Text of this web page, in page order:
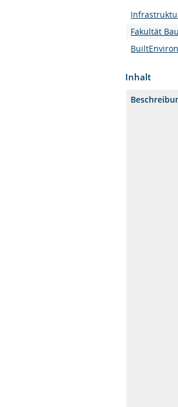
Fakultät
Inhalt